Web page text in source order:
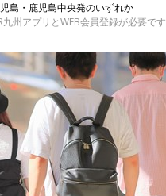
島・鹿児島中央発のいずれか
州アプリとWEB会員登録が必要です